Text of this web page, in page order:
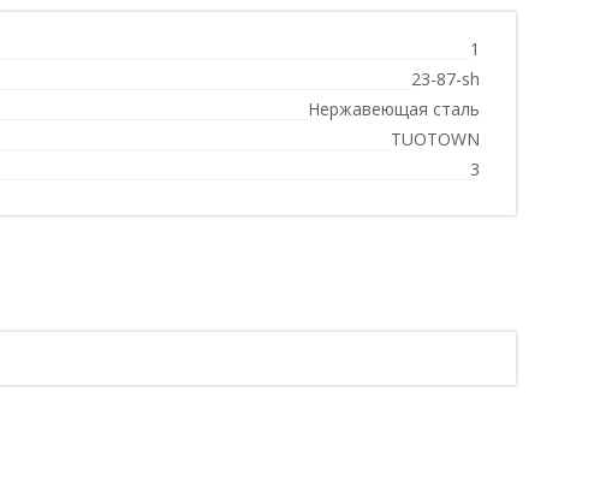
1
23-87-sh
Нержавеющая сталь
TUOTOWN
3